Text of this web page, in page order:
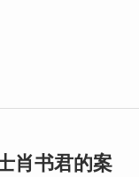
肖书君的案